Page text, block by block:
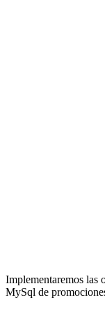
Implementaremos las
MySql de